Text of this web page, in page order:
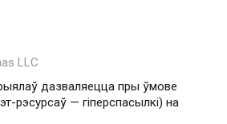
LLC
дазваляецца пры ўмове
рэсурсаў — гiперспасылкi) на